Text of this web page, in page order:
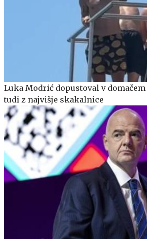
Luka Modrić dopustoval v
tudi z najvišje skakalnice